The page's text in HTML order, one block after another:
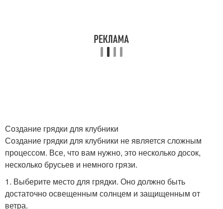
Создание грядки для клубники
Создание грядки для клубники не является сложным
процессом. Все, что вам нужно, это несколько досок,
несколько брусьев и немного грязи.
1. Выберите место для грядки. Оно должно быть
достаточно освещенным солнцем и защищенным от
ветра.